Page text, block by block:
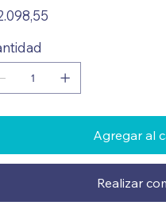
Agregar al
Realizar